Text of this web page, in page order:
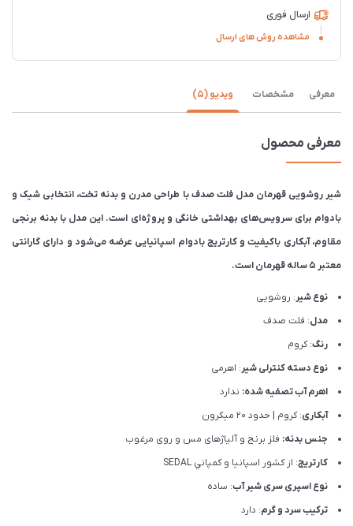
ارسال فوری
مشاهده روش های ارسال
معرفی مشخصات ویدیو (5)
معرفی محصول
شیر روشویی قهرمان مدل فلت صدف با طراحی مدرن و بدنه تخت، انتخابی شیک و
بادوام برای سرویس‌های بهداشتی خانگی و پروژه‌ای است. این مدل با بدنه برنجی
مقاوم، آبکاری باکیفیت و کارتریج بادوام اسپانیایی عرضه می‌شود و دارای گارانتی
معتبر ۵ ساله قهرمان است.
نوع شیر: روشویی
مدل: فلت صدف
رنگ: کروم
نوع دسته کنترلی شیر: اهرمی
اهرم آب تصفیه شده: ندارد
آبکاری: کروم | حدود 20 میکرون
جنس بدنه: فلز برنج و آلیاژهای مس و روی مرغوب
کارتریج: از كشور اسپانيا و كمپاني SEDAL
نوع اسپری سری شیر آب: ساده
ترکیب سرد و گرم: دارد